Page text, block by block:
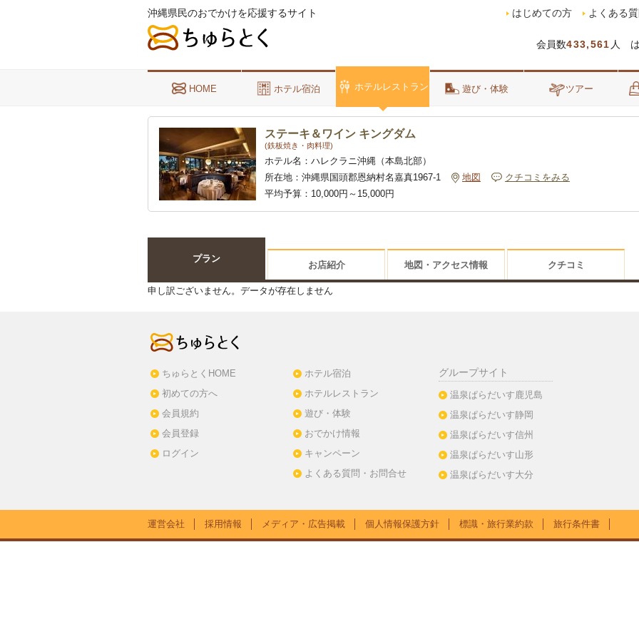
沖縄県民のおでかけを応援するサイト
会員数433,561 人 は
はじめての方 よくある
HOME ホテル宿泊 ホテルレストラン 遊び・体験 ツアー
ステーキ＆ワイン キングダム
(鉄板焼き・肉料理)
ホテル名： ハレクラニ沖縄（本島北部）
所在地： 沖縄県国頭郡恩納村名嘉真1967-1 地図
クチコミをみる
平均予算： 10,000円～15,000円
プラン
お店紹介 地図・アクセス情報 クチコミ
申し訳ございません。データが存在しません
ちゅらとくHOME
初めての方へ
会員規約
会員登録
ログイン
ホテル宿泊
ホテルレストラン
遊び・体験
おでかけ情報
キャンペーン
よくある質問・お問合せ
グループサイト
温泉ぱらだいす鹿児島
温泉ぱらだいす静岡
温泉ぱらだいす信州
温泉ぱらだいす山形
温泉ぱらだいす大分
運営会社 採用情報 メディア・広告掲載 個人情報保護方針 標識・旅行業約款 旅行条件書